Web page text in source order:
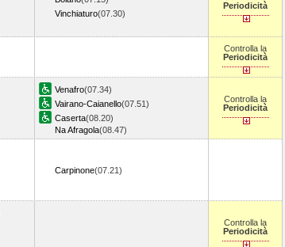
Vinchiaturo(07.30)
Periodicità
Controlla la
Periodicità
Venafro(07.34)
Vairano-Caianello(07.51)
Caserta(08.20)
Na Afragola(08.47)
Controlla la
Periodicità
Carpinone(07.21)
Controlla la
Periodicità